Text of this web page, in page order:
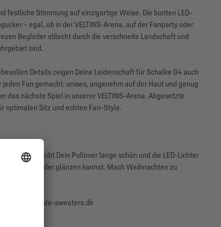
festliche Stimmung auf einzigartige Weise. Die bunten LED-
– egal, ob in der VELTINS-Arena, auf der Fanparty oder
Begleiter stilecht durch die verschneite Landschaft und
sind.
Details zeigen Deine Leidenschaft für Schalke 04 auch
Fan gemacht: unisex, angenehm auf der Haut und genug
das nächste Spiel in unserer VELTINS-Arena. Abgesetzte
optimalen Sitz und echten Fan-Style.
– so bleibt Dein Pullover lange schön und die LED-Lichter
Jahr wieder glänzen kannst. Mach Weihnachten zu
info@jule-sweaters.dk